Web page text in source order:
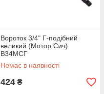
Вороток 3/4" Г-подібний
великий (Мотор Сич)
В34МСГ
Немає в наявності
424 ₴